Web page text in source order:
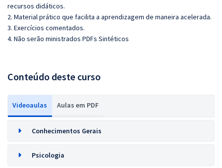
recursos didáticos.
2. Material prático que facilita a aprendizagem de maneira acelerada.
3. Exercícios comentados.
4. Não serão ministrados PDFs Sintéticos
Conteúdo deste curso
Videoaulas Aulas em PDF
Conhecimentos Gerais
Psicologia